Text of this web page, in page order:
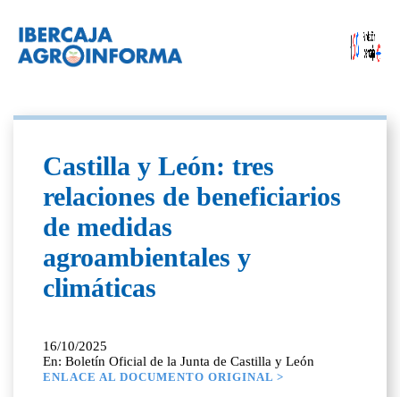
Castilla y León: tres
relaciones de beneficiarios
de medidas
agroambientales y
climáticas
16/10/2025
En: Boletín Oficial de la Junta de Castilla y León
ENLACE AL DOCUMENTO ORIGINAL >